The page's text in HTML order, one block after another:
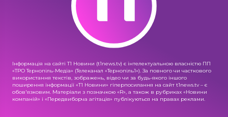
Інформація на сайті Т1 Новини (t1news.tv) є інтелектуальною власністю ПП
«ТРО Тернопіль-Медіа» (Телеканал «Тернопіль1»). За повного чи часткового
використання текстів, зображень, відео чи за будь-якого іншого
поширення інформації «Т1 Новини» гіперпосилання на сайт t1news.tv – є
обов'язковим. Матеріали з позначкою «R», а також в рубриках «Новини
компаній» і «Передвиборча агітація» публікуються на правах реклами.